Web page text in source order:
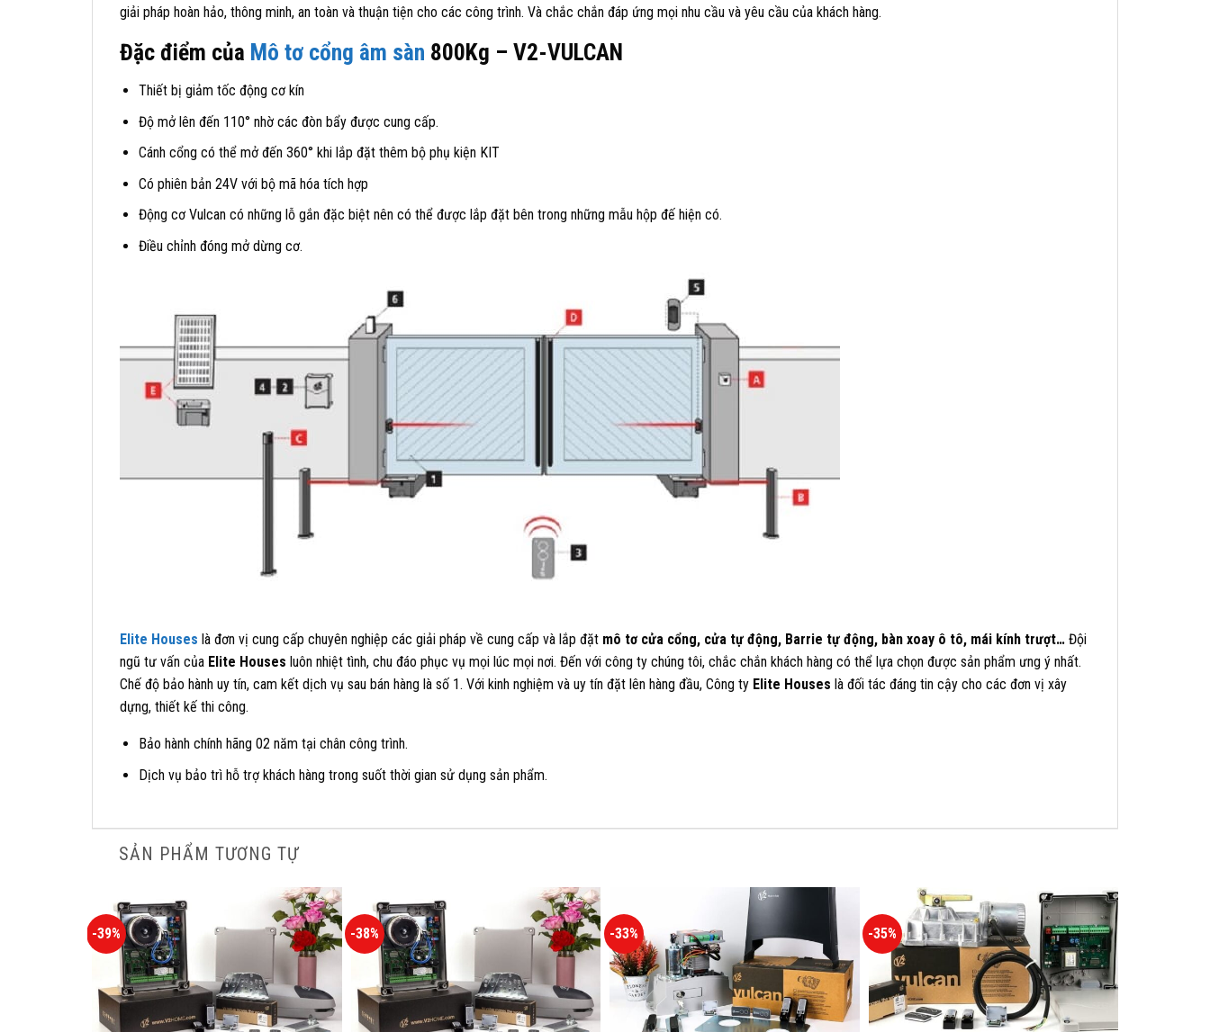
giải pháp hoàn hảo, thông minh, an toàn và thuận tiện cho các công trình. Và chắc chắn đáp ứng mọi nhu cầu và yêu cầu của khách hàng.
Đặc điểm của Mô tơ cổng âm sàn 800Kg – V2-VULCAN
Thiết bị giảm tốc động cơ kín
Độ mở lên đến 110° nhờ các đòn bẩy được cung cấp.
Cánh cổng có thể mở đến 360° khi lắp đặt thêm bộ phụ kiện KIT
Có phiên bản 24V với bộ mã hóa tích hợp
Động cơ Vulcan có những lỗ gắn đặc biệt nên có thể được lắp đặt bên trong những mẫu hộp đế hiện có.
Điều chỉnh đóng mở dừng cơ.
Elite Houses là đơn vị cung cấp chuyên nghiệp các giải pháp về cung cấp và lắp đặt mô tơ cửa cổng, cửa tự động, Barrie tự động, bàn xoay ô tô, mái kính trượt… Đội
ngũ tư vấn của Elite Houses luôn nhiệt tình, chu đáo phục vụ mọi lúc mọi nơi. Đến với công ty chúng tôi, chắc chắn khách hàng có thể lựa chọn được sản phẩm ưng ý nhất.
Chế độ bảo hành uy tín, cam kết dịch vụ sau bán hàng là số 1. Với kinh nghiệm và uy tín đặt lên hàng đầu, Công ty Elite Houses là đối tác đáng tin cậy cho các đơn vị xây
dựng, thiết kế thi công.
Bảo hành chính hãng 02 năm tại chân công trình.
Dịch vụ bảo trì hỗ trợ khách hàng trong suốt thời gian sử dụng sản phẩm.
SẢN PHẨM TƯƠNG TỰ
-39% -38% -33% -35%